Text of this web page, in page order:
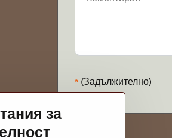
* (Задължително)
за